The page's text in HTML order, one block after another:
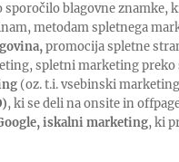
blagovne znamke,
metodam spletnega
promocija spletne
spletni marketing preko
(oz. t.i. vsebinski
, ki se deli na onsite in
iskalni marketing, ki